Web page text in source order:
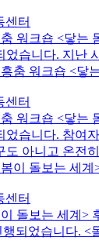
센터
워크숍 <닿는
었습니다. 지난
센터
워크숍 <닿는
었습니다. 참여
도 아니고 온전
센터
돌보는 세계>
되었습니다.